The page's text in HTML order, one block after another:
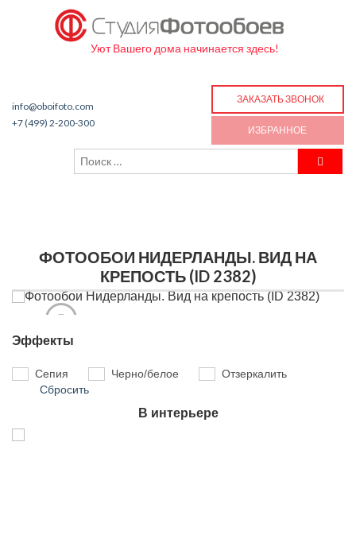
Уют Вашего дома начинается здесь!
info@oboifoto.com
+7 (499) 2-200-300
ЗАКАЗАТЬ ЗВОНОК
ИЗБРАННОЕ
ФОТООБОИ НИДЕРЛАНДЫ. ВИД НА
КРЕПОСТЬ (ID 2382)
Эффекты
Сепия Черно/белое
Отзеркалить
Сбросить
В интерьере